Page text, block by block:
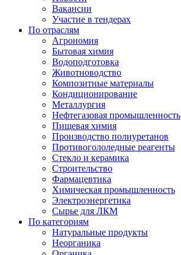
Вакансии
Участие в тендерах
По отраслям
Агрономия
Бытовая химия
Водоподготовка
Животноводство
Композитные материалы
Кондиционирование
Металлургия
Нефтегазовая промышленность
Пищевая химия
Производство полиуретанов
Противогололедные реагенты
Стекло и керамика
Строительство
Фармацевтика
Химическая промышленность
Электроэнергетика
Сырье для ЛКМ
По категориям
Натуральные продукты
Неорганика